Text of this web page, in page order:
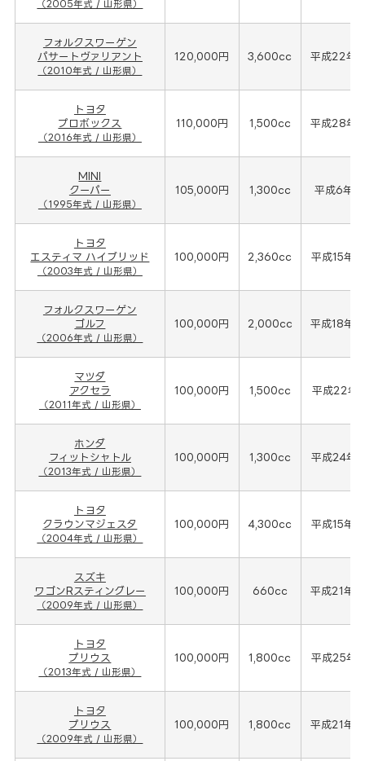
（2005年式 / 山形県）
フォルクスワーゲン
パサートヴァリアント
（2010年式 / 山形県）
120,000円 3,600cc 平成22年
トヨタ
プロボックス
（2016年式 / 山形県）
110,000円 1,500cc 平成28年
MINI
クーパー
（1995年式 / 山形県）
105,000円 1,300cc 平成6年
トヨタ
エスティマ ハイブリッド
（2003年式 / 山形県）
100,000円 2,360cc 平成15年
フォルクスワーゲン
ゴルフ
（2006年式 / 山形県）
100,000円 2,000cc 平成18年
マツダ
アクセラ
（2011年式 / 山形県）
100,000円 1,500cc 平成22年
ホンダ
フィットシャトル
（2013年式 / 山形県）
100,000円 1,300cc 平成24年
トヨタ
クラウンマジェスタ
（2004年式 / 山形県）
100,000円 4,300cc 平成15年
スズキ
ワゴンRスティングレー
（2009年式 / 山形県）
100,000円 660cc 平成21年
トヨタ
プリウス
（2013年式 / 山形県）
100,000円 1,800cc 平成25年
トヨタ
プリウス
（2009年式 / 山形県）
100,000円 1,800cc 平成21年